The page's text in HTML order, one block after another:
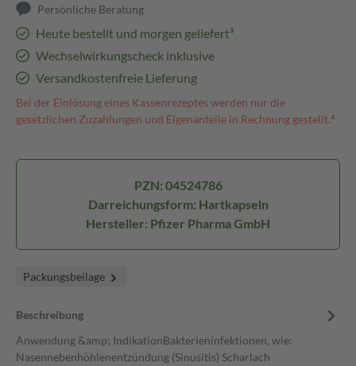
Persönliche Beratung
Heute bestellt und morgen geliefert³
Wechselwirkungscheck inklusive
Versandkostenfreie Lieferung
Bei der Einlösung eines Kassenrezeptes werden nur die
gesetzlichen Zuzahlungen und Eigenanteile in Rechnung gestellt.⁴
PZN: 04524786
Darreichungsform: Hartkapseln
Hersteller: Pfizer Pharma GmbH
Packungsbeilage
Beschreibung
Anwendung &amp; IndikationBakterieninfektionen, wie:
Nasennebenhöhlenentzündung (Sinusitis) Scharlach